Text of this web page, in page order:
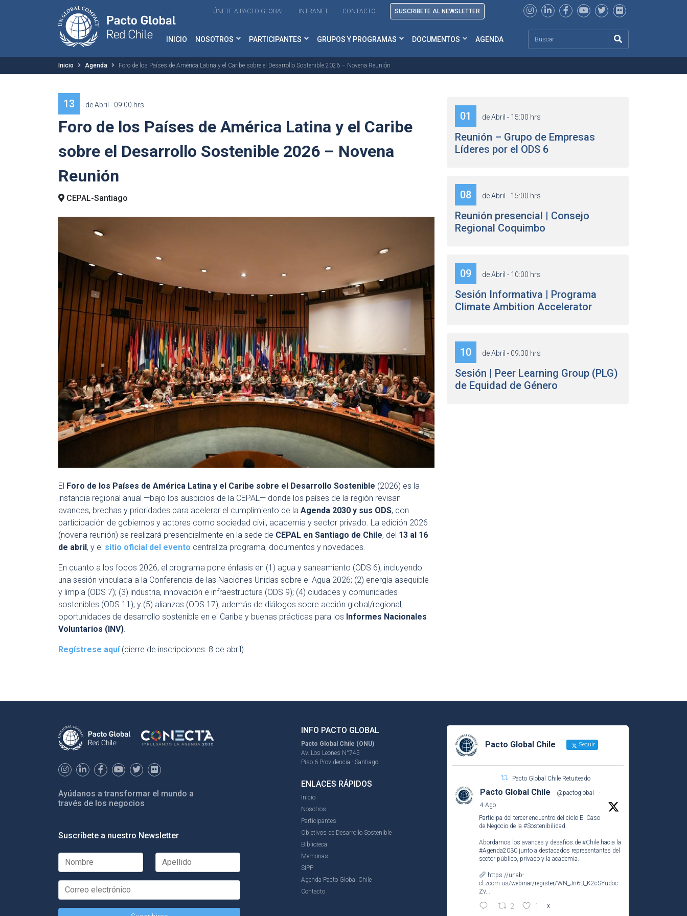
ÚNETE A PACTO GLOBAL INTRANET CONTACTO SUSCRIBETE AL NEWSLETTER
INICIO NOSOTROS PARTICIPANTES GRUPOS Y PROGRAMAS DOCUMENTOS AGENDA
Inicio Agenda Foro de los Países de América Latina y el Caribe sobre el Desarrollo Sostenible 2026 – Novena Reunión
13 de Abril - 09:00 hrs
Foro de los Países de América Latina y el Caribe
sobre el Desarrollo Sostenible 2026 – Novena
Reunión
CEPAL-Santiago
El Foro de los Países de América Latina y el Caribe sobre el Desarrollo Sostenible (2026) es la
instancia regional anual —bajo los auspicios de la CEPAL— donde los países de la región revisan
avances, brechas y prioridades para acelerar el cumplimiento de la Agenda 2030 y sus ODS, con
participación de gobiernos y actores como sociedad civil, academia y sector privado. La edición 2026
(novena reunión) se realizará presencialmente en la sede de CEPAL en Santiago de Chile, del 13 al 16
de abril, y el sitio oficial del evento centraliza programa, documentos y novedades.
En cuanto a los focos 2026, el programa pone énfasis en (1) agua y saneamiento (ODS 6), incluyendo
una sesión vinculada a la Conferencia de las Naciones Unidas sobre el Agua 2026; (2) energía asequible
y limpia (ODS 7); (3) industria, innovación e infraestructura (ODS 9); (4) ciudades y comunidades
sostenibles (ODS 11); y (5) alianzas (ODS 17), además de diálogos sobre acción global/regional,
oportunidades de desarrollo sostenible en el Caribe y buenas prácticas para los Informes Nacionales
Voluntarios (INV)
Regístrese aquí(cierre de inscripciones: 8 de abril).
01 de Abril - 15:00 hrs
Reunión – Grupo de Empresas
Líderes por el ODS 6
08 de Abril - 15:00 hrs
Reunión presencial | Consejo
Regional Coquimbo
09 de Abril - 10:00 hrs
Sesión Informativa | Programa
Climate Ambition Accelerator
10 de Abril - 09:30 hrs
Sesión | Peer Learning Group (PLG)
de Equidad de Género
Ayúdanos a transformar el mundo a
través de los negocios
Suscríbete a nuestro Newsletter
INFO PACTO GLOBAL
Pacto Global Chile (ONU)
Av. Los Leones N°745
Piso 6 Providencia - Santiago
ENLACES RÁPIDOS
Inicio
Nosotros
Participantes
Objetivos de Desarrollo Sostenible
Biblioteca
Memorias
SIPP
Agenda Pacto Global Chile
Contacto
Pacto Global Chile Seguir
Pacto Global Chile Retuiteado
Pacto Global Chile @pactoglobal
·
4 Ago
Participa del tercer encuentro del ciclo El Caso
de Negocio de la #Sostenibilidad
Abordamos los avances y desafíos de #Chile hacia la
#Agenda2030 junto a destacados representantes del
sector público, privado y la academia.
https://unab-
cl.zoom.us/webinar/register/WN_Jn6B_K2cSYudoc
Zv...
2 1 X